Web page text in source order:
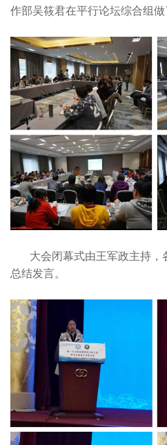
作部吴筱君在平行论坛综合组做
大会闭幕式由王军政主持，
总结发言。